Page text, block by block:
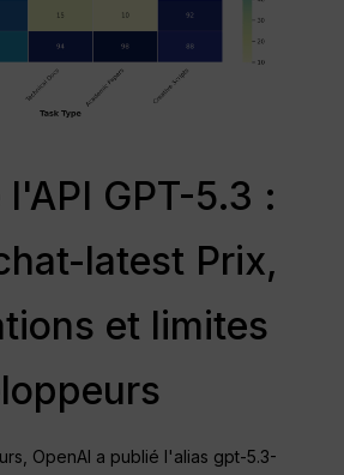
l'API GPT-5.3 :
latest Prix,
et limites
OpenAI a publié l'alias gpt-5.3-